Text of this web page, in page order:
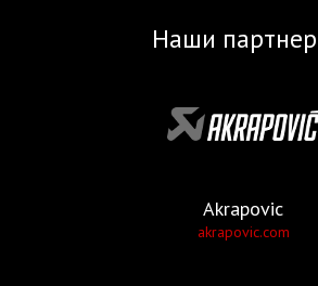
Наши
Akrapovic
akrapovic.com